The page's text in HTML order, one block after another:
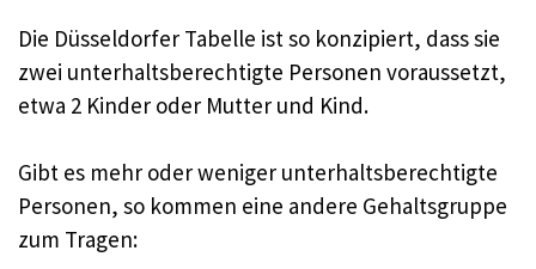
Die Düsseldorfer Tabelle ist so konzipiert, dass sie
zwei unterhaltsberechtigte Personen voraussetzt,
etwa 2 Kinder oder Mutter und Kind.
Gibt es mehr oder weniger unterhaltsberechtigte
Personen, so kommen eine andere Gehaltsgruppe
zum Tragen: